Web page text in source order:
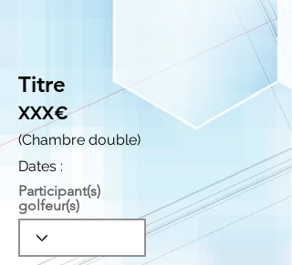
Titre
XXX€
(Chambre double)
Dates :
Participant(s)
golfeur(s)